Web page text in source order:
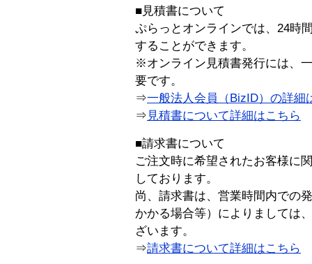
■見積書について
ぷらっとオンラインでは、24時
することができます。
※オンライン見積書発行には、
要です。
⇒一般法人会員（BizID）の詳細
⇒ 見積書について詳細はこちら
■請求書について
ご注文時に希望されたお客様に
しております。
尚、請求書は、営業時間内での
かかる場合等）によりましては
ざいます。
⇒請求書について詳細はこちら